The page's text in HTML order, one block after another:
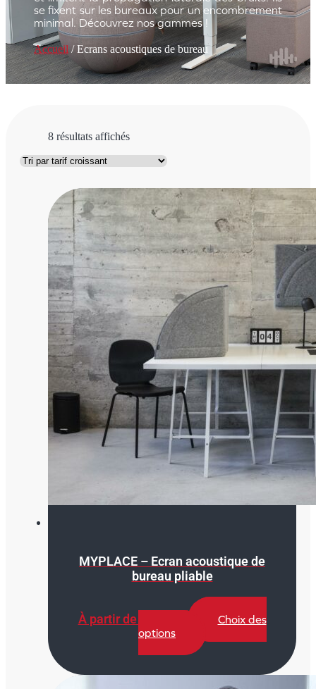
se fixent sur les bureaux pour un encombrement
minimal. Découvrez nos gammes !
Accueil / Ecrans acoustiques de bureau
8 résultats affichésTrié
MYPLACE – Ecran acoustique de
bureau pliable
À partir de
Choix des
options
produit